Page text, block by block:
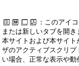
：このアイ
または新しいタブを開き
本サイトおよび本サイ
ザのアクティブスクリプ
い場合、正常な表示や動